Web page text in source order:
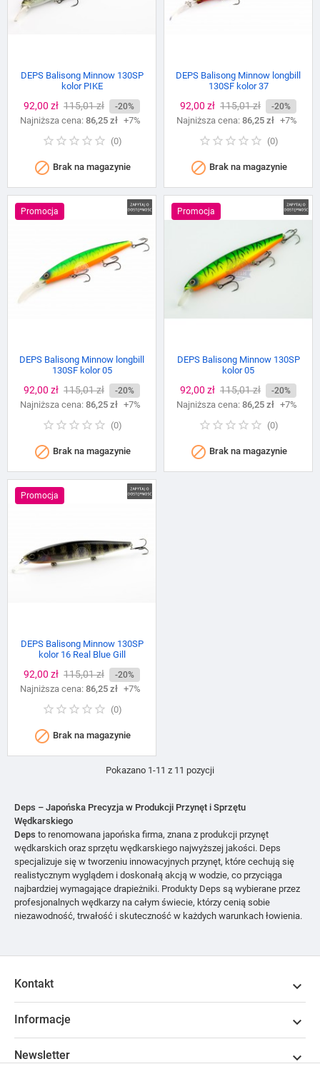
DEPS Balisong Minnow 130SP
kolor PIKE
Cena
92,00 zł Cena
podstawowa
115,01 zł -20%
Najniższa cena: 86,25 zł +7%
(0)
 Brak na magazynie
DEPS Balisong Minnow longbill
130SF kolor 37
Cena
92,00 zł Cena
podstawowa
115,01 zł -20%
Najniższa cena: 86,25 zł +7%
(0)
 Brak na magazynie
Promocja
DEPS Balisong Minnow longbill
130SF kolor 05
Cena
92,00 zł Cena
podstawowa
115,01 zł -20%
Najniższa cena: 86,25 zł +7%
(0)
 Brak na magazynie
Promocja
DEPS Balisong Minnow 130SP
kolor 05
Cena
92,00 zł Cena
podstawowa
115,01 zł -20%
Najniższa cena: 86,25 zł +7%
(0)
 Brak na magazynie
Promocja
DEPS Balisong Minnow 130SP
kolor 16 Real Blue Gill
Cena
92,00 zł Cena
podstawowa
115,01 zł -20%
Najniższa cena: 86,25 zł +7%
(0)
 Brak na magazynie
Pokazano 1-11 z 11 pozycji
Deps – Japońska Precyzja w Produkcji Przynęt i Sprzętu
Wędkarskiego
Deps to renomowana japońska firma, znana z produkcji przynęt
wędkarskich oraz sprzętu wędkarskiego najwyższej jakości. Deps
specjalizuje się w tworzeniu innowacyjnych przynęt, które cechują się
realistycznym wyglądem i doskonałą akcją w wodzie, co przyciąga
najbardziej wymagające drapieżniki. Produkty Deps są wybierane przez
profesjonalnych wędkarzy na całym świecie, którzy cenią sobie
niezawodność, trwałość i skuteczność w każdych warunkach łowienia.
Kontakt 
Informacje 
Newsletter 